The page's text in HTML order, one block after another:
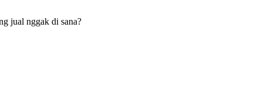
jual nggak di sana?